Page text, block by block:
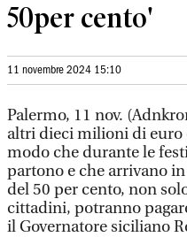
50per cento'
11 novembre 2024 15:10
Palermo, 11 nov.
altri dieci milioni di euro
modo che durante le
partono e che arrivano
del 50 per cento, non
cittadini, potranno
il Governatore siciliano